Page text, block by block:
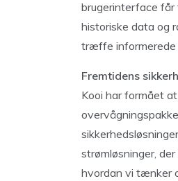
brugerinterface får
historiske data og
træffe informerede
Fremtidens
Kooi har formået
strømløsninger,
hvordan vi tænker